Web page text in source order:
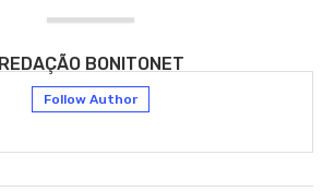
REDAÇÃO BONITONET
Follow Author